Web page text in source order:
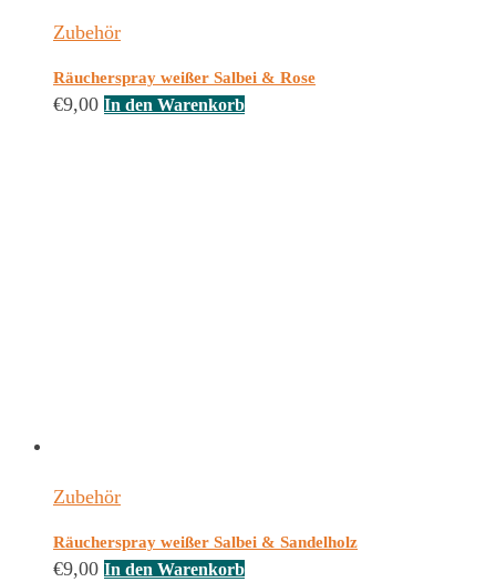
Zubehör
Räucherspray weißer Salbei & Rose
€9,00 In den Warenkorb
Zubehör
Räucherspray weißer Salbei & Sandelholz
€9,00 In den Warenkorb